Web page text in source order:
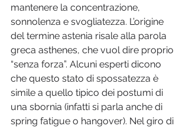
mantenere la concentrazione,
sonnolenza e svogliatezza. L’origine
del termine astenia risale alla parola
greca asthenes, che vuol dire proprio
“senza forza”. Alcuni esperti dicono
che questo stato di spossatezza è
simile a quello tipico dei postumi di
una sbornia (infatti si parla anche di
spring fatigue o hangover). Nel giro di